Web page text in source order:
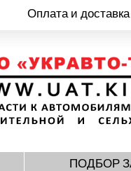
ПОДБОР
Оплата и доставка